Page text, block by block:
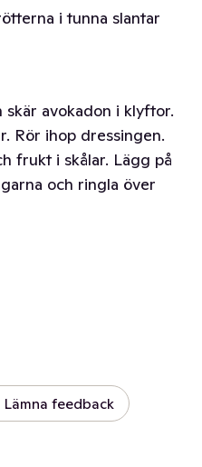
i tunna slantar
skär avokadon i klyftor.
Rör ihop dressingen.
frukt i skålar. Lägg på
och ringla över
Lämna feedback